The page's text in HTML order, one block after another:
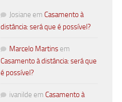
Josiane em Casamento à
distância: será que é possível?
Marcelo Martins em
Casamento à distância: será que
é possível?
ivanilde em Casamento à